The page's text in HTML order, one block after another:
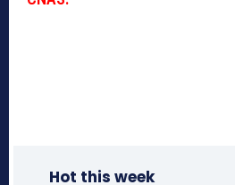
Hot this week